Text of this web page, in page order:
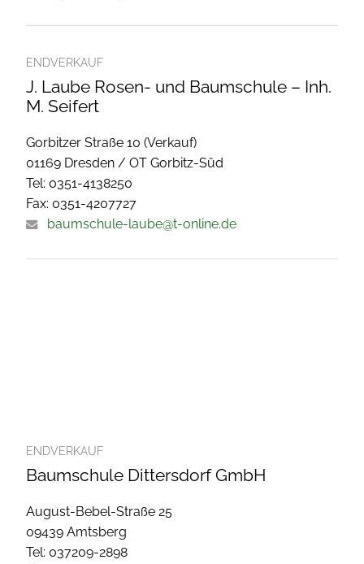
ENDVERKAUF
J. Laube Rosen- und Baumschule – Inh.
M. Seifert
Gorbitzer Straße 10 (Verkauf)
01169 Dresden / OT Gorbitz-Süd
Tel: 0351-4138250
Fax: 0351-4207727
baumschule-laube@t-online.de
ENDVERKAUF
Baumschule Dittersdorf GmbH
August-Bebel-Straße 25
09439 Amtsberg
Tel: 037209-2898